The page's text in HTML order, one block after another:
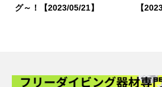
グ～！【2023/05/21】
【